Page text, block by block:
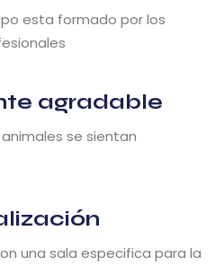
esta formado por los
agradable
se sientan
una sala especifica para la